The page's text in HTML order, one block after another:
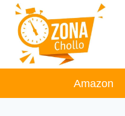
Saltar
contenido
Amazon